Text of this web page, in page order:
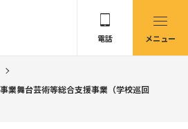
メニュー
電話
業舞台芸術等総合支援事業（学校巡回